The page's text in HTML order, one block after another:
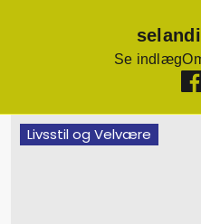
Se indlæg
Skip
Livsstil og Velvære